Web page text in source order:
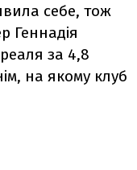
себе, тож
Геннадія
за 4,8
на якому клуб